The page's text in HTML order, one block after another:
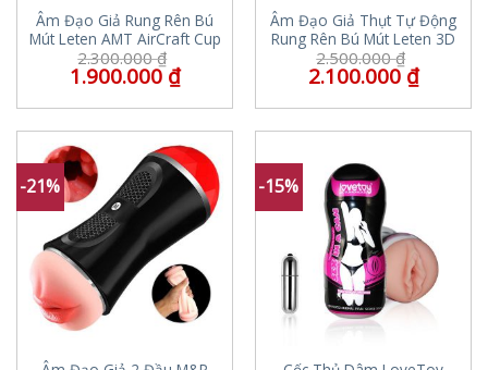
Âm Đạo Giả Rung Rên Bú
Mút Leten AMT AirCraft Cup
2.300.000₫
1.900.000₫
Âm Đạo Giả Thụt Tự Động
Rung Rên Bú Mút Leten 3D
2.500.000₫
2.100.000₫
-21% -15%